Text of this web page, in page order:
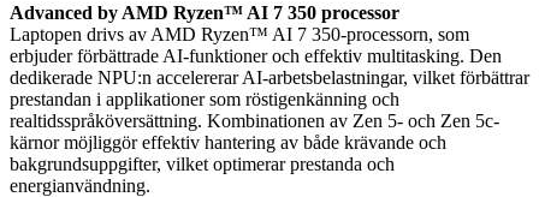
Advanced by AMD Ryzen™ AI 7 350 processor
Laptopen drivs av AMD Ryzen™ AI 7 350-processorn, som
erbjuder förbättrade AI-funktioner och effektiv multitasking. Den
dedikerade NPU:n accelererar AI-arbetsbelastningar, vilket förbättrar
prestandan i applikationer som röstigenkänning och
realtidsspråköversättning. Kombinationen av Zen 5- och Zen 5c-
kärnor möjliggör effektiv hantering av både krävande och
bakgrundsuppgifter, vilket optimerar prestanda och
energianvändning.